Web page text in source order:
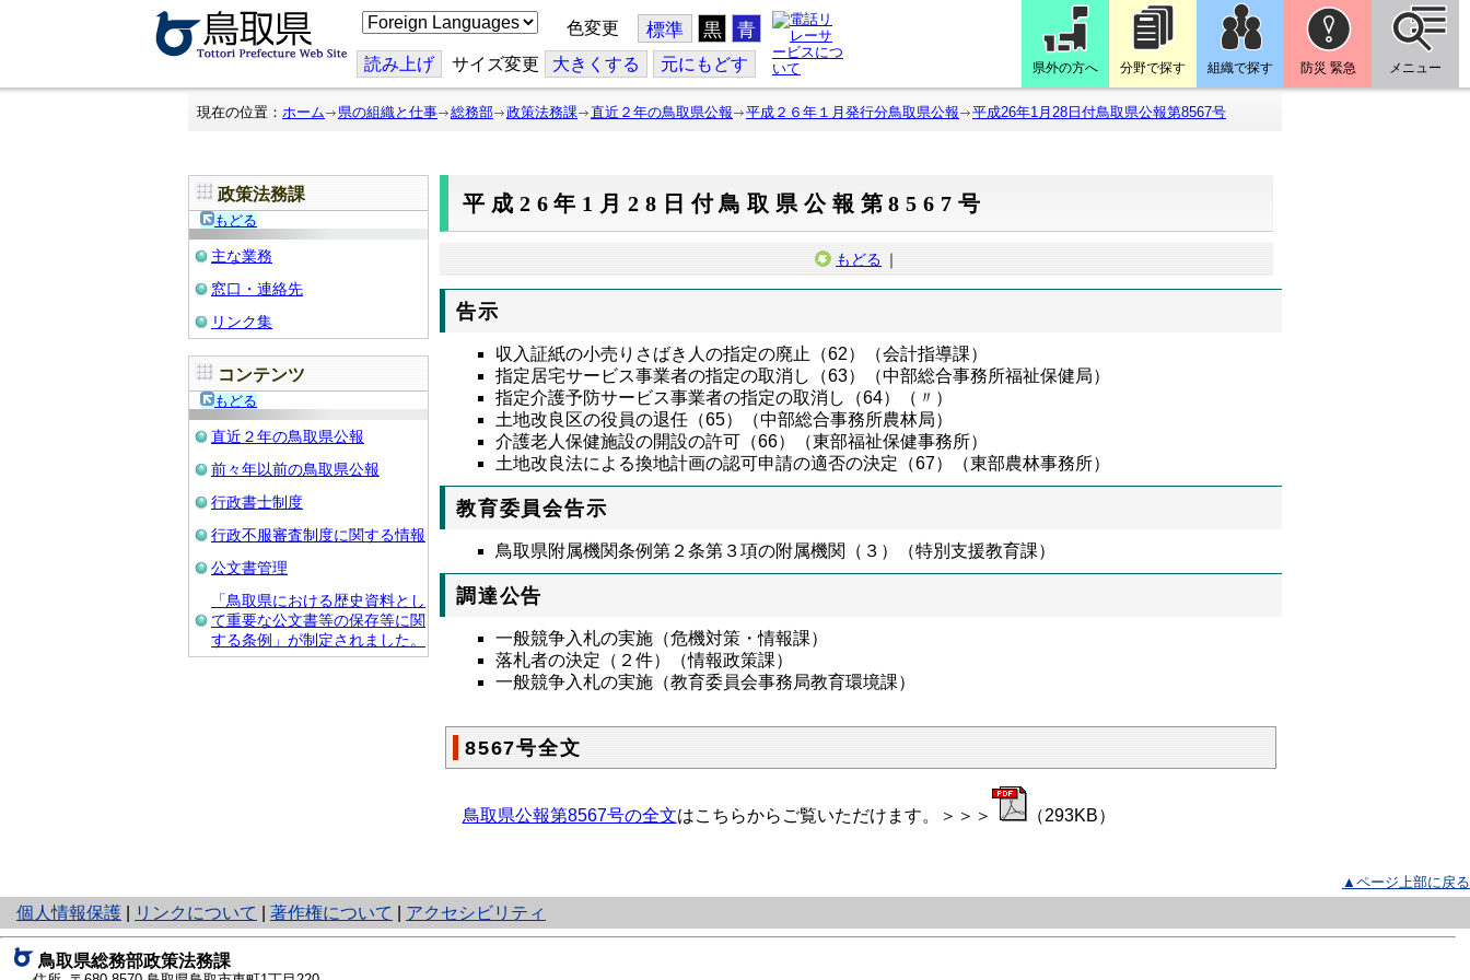
こ
の
ジ
を
翻
色変更 標準 黒 青
読み上げ サイズ変更 大きくする 元にもどす 県外の方へ 分野で探す 組織で探す 防災 緊急 メニュー
現在の位置： ホーム 県の組織と仕事 総務部 政策法務課 直近２年の鳥取県公報 平成２６年１月発行分鳥取県公報 平成26年1月28日付鳥取県公報第8567号
政策法務課
もどる
主な業務
窓口・連絡先
リンク集
コンテンツ
もどる
直近２年の鳥取県公報
前々年以前の鳥取県公報
行政書士制度
行政不服審査制度に関する情報
公文書管理
「鳥取県における歴史資料とし
て重要な公文書等の保存等に関
する条例」が制定されました。
平成26年1月28日付鳥取県公報第8567号
もどる ｜
告示
収入証紙の小売りさばき人の指定の廃止（62）（会計指導課）
指定居宅サービス事業者の指定の取消し（63）（中部総合事務所福祉保健局）
指定介護予防サービス事業者の指定の取消し（64）（〃）
土地改良区の役員の退任（65）（中部総合事務所農林局）
介護老人保健施設の開設の許可（66）（東部福祉保健事務所）
土地改良法による換地計画の認可申請の適否の決定（67）（東部農林事務所）
教育委員会告示
鳥取県附属機関条例第２条第３項の附属機関（３）（特別支援教育課）
調達公告
一般競争入札の実施（危機対策・情報課）
落札者の決定（２件）（情報政策課）
一般競争入札の実施（教育委員会事務局教育環境課）
8567号全文
鳥取県公報第8567号の全文はこちらからご覧いただけます。＞＞＞ （293KB）
▲ページ上部に戻る
個人情報保護
と
り
ネ
ッ
リンクについて 著作権について アクセシビリティ
鳥取県総務部政策法務課